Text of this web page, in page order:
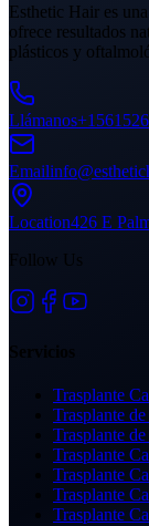
Esthetic Hair es
ofrece resultados
plásticos y
Llámanos
Email
Location426 E
Follow Us
Servicios
Trasplante
Trasplante
Trasplante
Trasplante
Trasplante
Trasplante
Trasplante